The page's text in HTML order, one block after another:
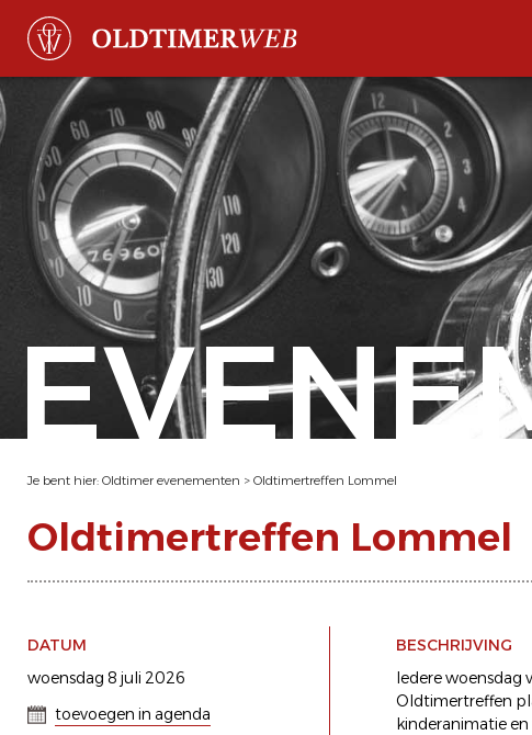
Je bent hier: Oldtimer evenementen > Oldtimertreffen Lommel
Oldtimertreffen Lommel
DATUM
woensdag 8 juli 2026
toevoegen in agenda
BESCHRIJVING
Iedere woensdag
Oldtimertreffen
kinderanimatie